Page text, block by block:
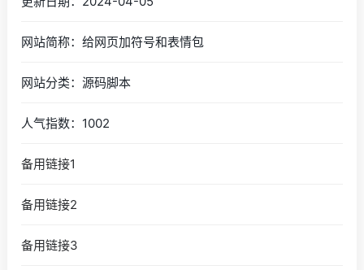
网站简称：给网页加符号和表情包
网站分类：源码脚本
人气指数：1002
备用链接1
备用链接2
备用链接3